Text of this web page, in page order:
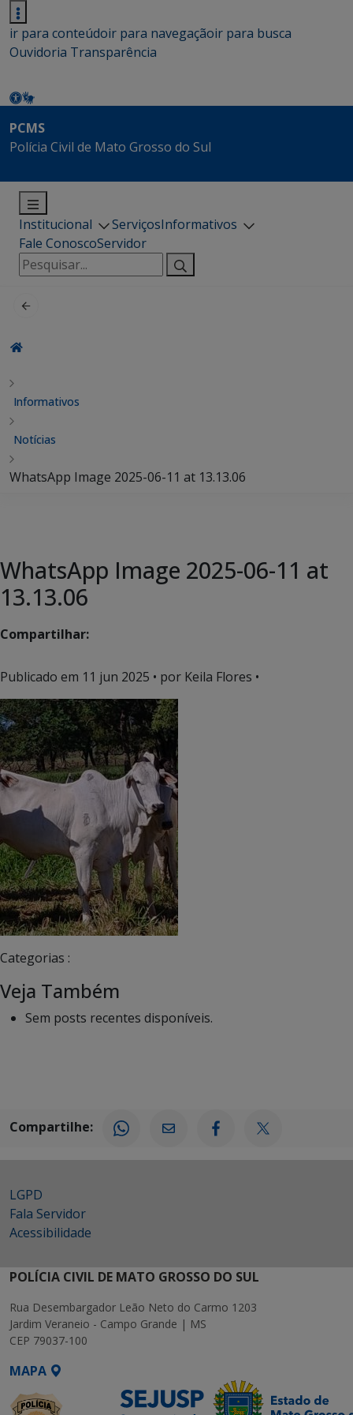
ir para conteúdoir para navegaçãoir para busca
Ouvidoria Transparência
PCMS
Polícia Civil de Mato Grosso do Sul
Institucional ServiçosInformativos
Fale ConoscoServidor
Pesquisar
por:
Informativos
Notícias
WhatsApp Image 2025-06-11 at 13.13.06
WhatsApp Image 2025-06-11 at
13.13.06
Compartilhar:
Publicado em 11 jun 2025 • por Keila Flores •
Categorias :
Veja Também
Sem posts recentes disponíveis.
Compartilhe:
LGPD
Fala Servidor
Acessibilidade
POLÍCIA CIVIL DE MATO GROSSO DO SUL
Rua Desembargador Leão Neto do Carmo 1203
Jardim Veraneio - Campo Grande | MS
CEP 79037-100
MAPA